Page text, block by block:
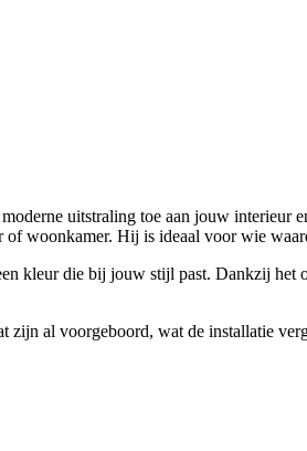
uitstraling toe aan jouw interieur
woonkamer. Hij is ideaal voor wie
kleur die bij jouw stijl past. Dankzij
zijn al voorgeboord, wat de installatie